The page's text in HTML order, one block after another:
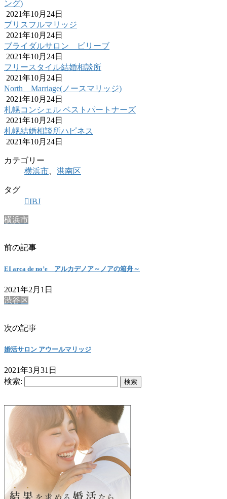
ング)
2021年10月24日
ブリスフルマリッジ
2021年10月24日
ブライダルサロン ビリーブ
2021年10月24日
フリースタイル結婚相談所
2021年10月24日
North Marriage(ノースマリッジ)
2021年10月24日
札幌コンシェル ベストパートナーズ
2021年10月24日
札幌結婚相談所ハピネス
2021年10月24日
カテゴリー
横浜市
港南区
タグ
IBJ
横浜市
前の記事
EI arca de no’e アルカデノア～ノアの箱舟～
2021年2月1日
渋谷区
次の記事
婚活サロン アウールマリッジ
2021年3月31日
検索: